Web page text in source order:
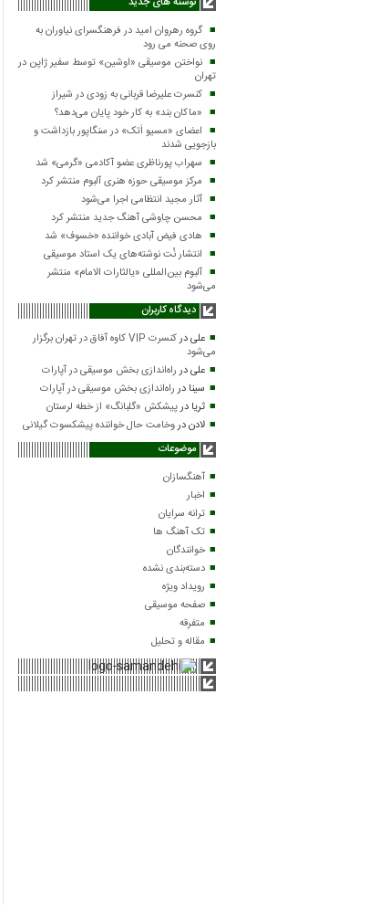
گروه رهروان امید در فرهنگسرای نیاوران به
روی صحنه می رود
نواختن موسیقی «اوشین» توسط سفیر ژاپن در
تهران
کنسرت علیرضا قربانی به زودی در شیراز
«ماکان بند» به کار خود پایان می‌دهد؟
اعضای «مسیو اَتک» در سنگاپور بازداشت و
بازجویی شدند
سهراب پورناظری عضو آکادمی «گرمی» شد
مرکز موسیقی حوزه هنری آلبوم منتشر کرد
آثار مجید انتظامی اجرا می‌شود
محسن چاوشی آهنگ جدید منتشر کرد
هادی فیض آبادی خواننده «خسوف» شد
انتشار نُت نوشته‌های یک استاد موسیقی
آلبوم بین‌المللی «یالثارات الامام» منتشر
می‌شود
دیدگاه کاربران
علیدر
کنسرت VIP کاوه آفاق در تهران برگزار
می‌شود
علیدرراه‌اندازی بخش موسیقی در آپارات
سینا درراه‌اندازی بخش موسیقی در آپارات
ثریا درپیشکش «گلبانگ» از خطه لرستان
لادندروخامت حال خواننده پیشکسوت گیلانی
موضوعات
آهنگسازان
اخبار
ترانه سرایان
تک آهنگ ها
خوانندگان
دسته‌بندی نشده
رویداد ویژه
صفحه موسیقی
متفرقه
مقاله و تحلیل